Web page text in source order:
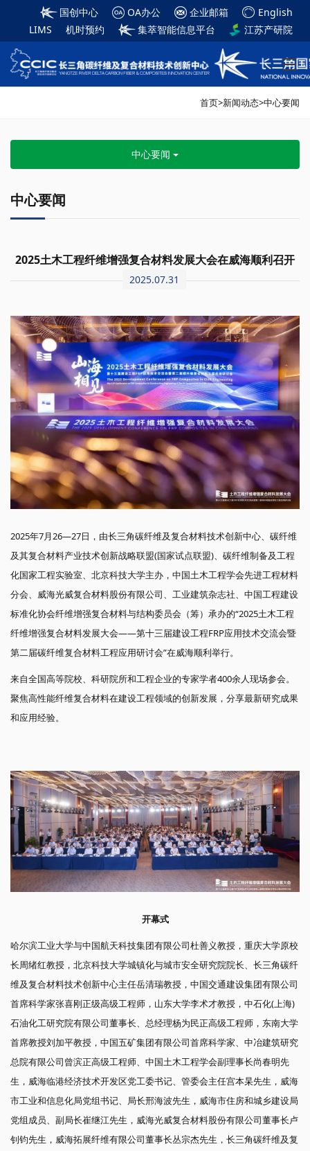
English
企业邮箱
OA办公
国创中心
江苏产研院
集萃智能信息平台
机时预约
LIMS
首页>新闻动态>中心要闻
中心要闻
中心要闻
2025土木工程纤维增强复合材料发展大会在威海顺利召开
2025.07.31
2025年7月26—27日，由长三角碳纤维及复合材料技术创新中心、碳纤维
及其复合材料产业技术创新战略联盟(国家试点联盟)、碳纤维制备及工程
化国家工程实验室、北京科技大学主办，中国土木工程学会先进工程材料
分会、威海光威复合材料股份有限公司、工业建筑杂志社、中国工程建设
标准化协会纤维增强复合材料与结构委员会（筹）承办的“2025土木工程
纤维增强复合材料发展大会——第十三届建设工程FRP应用技术交流会暨
第二届碳纤维复合材料工程应用研讨会”在威海顺利举行。
来自全国高等院校、科研院所和工程企业的专家学者400余人现场参会。
聚焦高性能纤维复合材料在建设工程领域的创新发展，分享最新研究成果
和应用经验。
开幕式
哈尔滨工业大学与中国航天科技集团有限公司杜善义教授，重庆大学原校
长周绪红教授，北京科技大学城镇化与城市安全研究院院长、长三角碳纤
维及复合材料技术创新中心主任岳清瑞教授，中国交通建设集团有限公司
首席科学家张喜刚正级高级工程师，山东大学李术才教授，中石化(上海)
石油化工研究院有限公司董事长、总经理杨为民正高级工程师，东南大学
首席教授刘加平教授，中国五矿集团有限公司首席科学家、中冶建筑研究
总院有限公司曾滨正高级工程师、中国土木工程学会副理事长尚春明先
生，威海临港经济技术开发区党工委书记、管委会主任宫本杲先生，威海
市工业和信息化局党组书记、局长邢海波先生，威海市住房和城乡建设局
党组成员、副局长崔继江先生，威海光威复合材料股份有限公司董事长卢
钊钧先生，威海拓展纤维有限公司董事长丛宗杰先生，长三角碳纤维及复